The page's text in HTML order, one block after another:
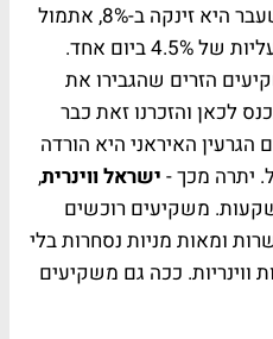
בשבוע שעבר היא זינקה ב-8%, אתמול
בכ-1.8% שהבנקים באטרף - עליות של 4.5% ביום אחד.
הזרים שהגבירו את
לכאן והזכרנו זאת כבר
האיראני היא הורדה
יתרה מכך -ישראל ווינרית,
משקיעים רוכשים
ומאות מניות נסחרות בלי
ווינריות. ככה גם משקיעים